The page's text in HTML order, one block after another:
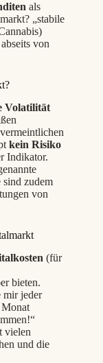
als
„stabile
von
Volatilität
kein Risiko
Indikator.
sind zudem
von
(für
bieten.
mir jeder
vielen
und die